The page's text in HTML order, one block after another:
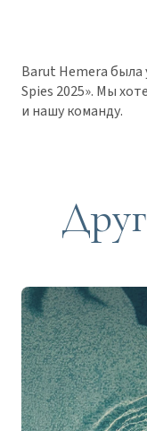
Barut Hemera была
Spies 2025». Мы
и нашу команду.